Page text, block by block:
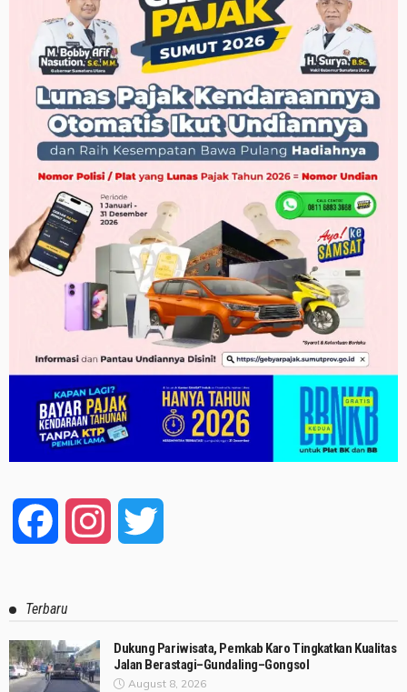
Facebook Instagram
Terbaru
Dukung Pariwisata, Pemkab Karo Tingkatkan Kualitas
Jalan Berastagi–Gundaling–Gongsol
August 8, 2026